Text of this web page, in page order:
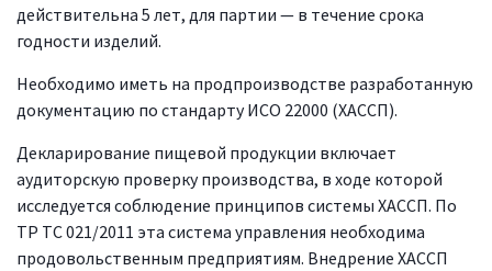
действительна 5 лет, для партии — в течение срока
годности изделий.
Необходимо иметь на продпроизводстве разработанную
документацию по стандарту ИСО 22000 (ХАССП).
Декларирование пищевой продукции включает
аудиторскую проверку производства, в ходе которой
исследуется соблюдение принципов системы ХАССП. По
ТР ТС 021/2011 эта система управления необходима
продовольственным предприятиям. Внедрение ХАССП